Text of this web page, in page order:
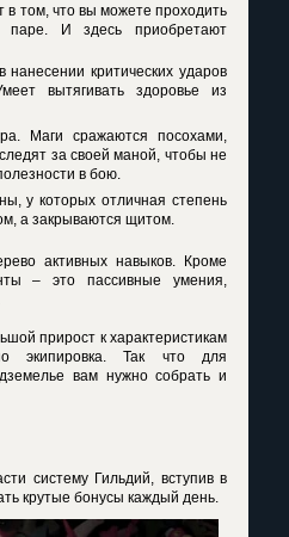
в том, что вы можете проходить
паре. И здесь приобретают
критических ударов
вытягивать здоровье из
Маги сражаются посохами,
за своей маной, чтобы не
в бою.
у которых отличная степень
а закрываются щитом.
активных навыков. Кроме
– это пассивные умения,
прирост к характеристикам
экипировка. Так что для
вам нужно собрать и
систему Гильдий, вступив в
крутые бонусы каждый день.